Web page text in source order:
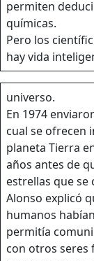
permiten
químicas.
Pero los
hay vida
universo.
En 1974
cual se ofrecen
planeta Tierra
años antes de
estrellas que se
Alonso explicó
humanos
permitía
con otros seres